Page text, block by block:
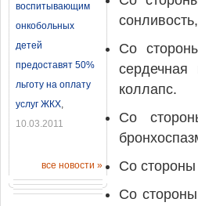
воспитывающим
онкобольных
детей
предоставят 50%
льготу на оплату
услуг ЖКХ,
10.03.2011
все новости »
Со
сердечная
коллапс.
Со
Со
Со